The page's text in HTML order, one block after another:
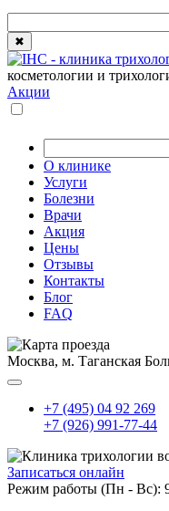
✖
косметологии и
Акции
О клинике
Услуги
Болезни
Врачи
Акция
Цены
Отзывы
Контакты
Блог
FAQ
Москва, м. Таганская
+7 (495) 04 92 269
+7 (926) 991-77-44
Записаться онлайн
Режим работы (Пн - Вс):